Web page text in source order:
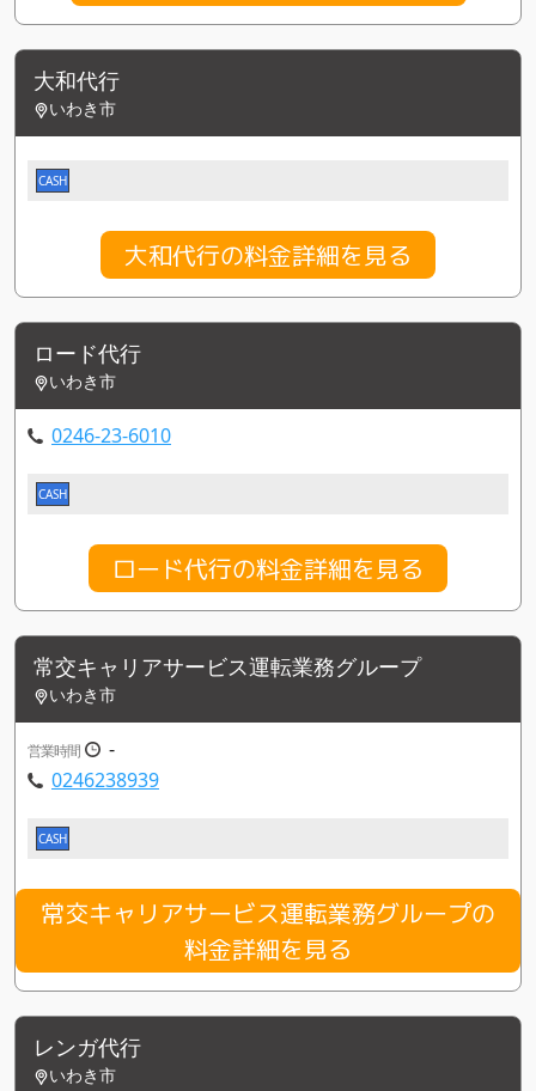
大和代行
いわき市
CASH
大和代行の料金詳細を見る
ロード代行
いわき市
0246-23-6010
CASH
ロード代行の料金詳細を見る
常交キャリアサービス運転業務グループ
いわき市
営業時間
-
0246238939
CASH
常交キャリアサービス運転業務グループの
料金詳細を見る
レンガ代行
いわき市